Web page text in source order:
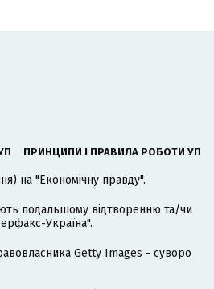
ПРИНЦИПИ І ПРАВИЛА РОБОТИ УП
на "Економічну правду".
подальшому відтворенню та/чи
Україна".
Getty Images - суворо